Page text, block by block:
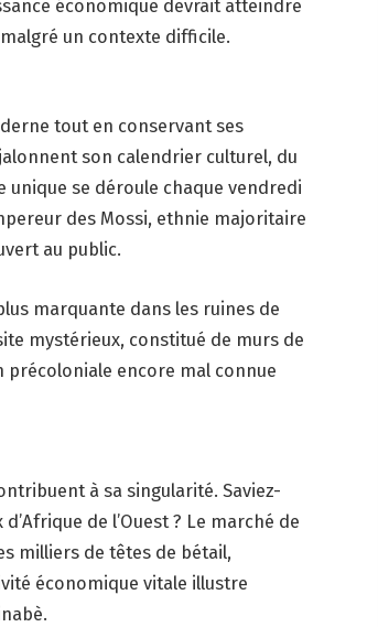
économique devrait atteindre
un contexte difficile.
tout en conservant ses
son calendrier culturel, du
unique se déroule chaque vendredi
des Mossi, ethnie majoritaire
au public.
marquante dans les ruines de
mystérieux, constitué de murs de
précoloniale encore mal connue
à sa singularité. Saviez-
de l’Ouest ? Le marché de
milliers de têtes de bétail,
économique vitale illustre